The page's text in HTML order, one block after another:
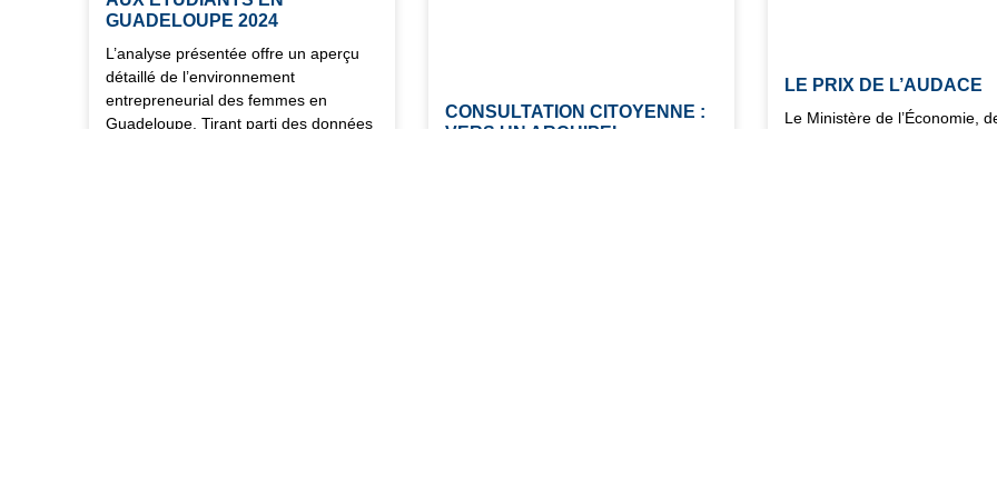
GUADELOUPE 2024
L’analyse présentée offre un aperçu
détaillé de l’environnement
entrepreneurial des femmes en
Guadeloupe. Tirant parti des données
CONSULTATION CITOYENNE :
VERS UN ARCHIPEL
LE PRIX DE L’AUDACE
Le Ministère de l’Économie,